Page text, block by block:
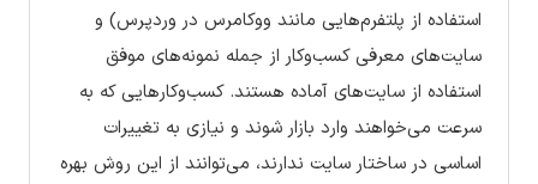
استفاده از پلتفرم‌هایی مانند ووکامرس در وردپرس) و
سایت‌های معرفی کسب‌وکار از جمله نمونه‌های موفق
استفاده از سایت‌های آماده هستند. کسب‌وکارهایی که به
سرعت می‌خواهند وارد بازار شوند و نیازی به تغییرات
اساسی در ساختار سایت ندارند، می‌توانند از این روش بهره